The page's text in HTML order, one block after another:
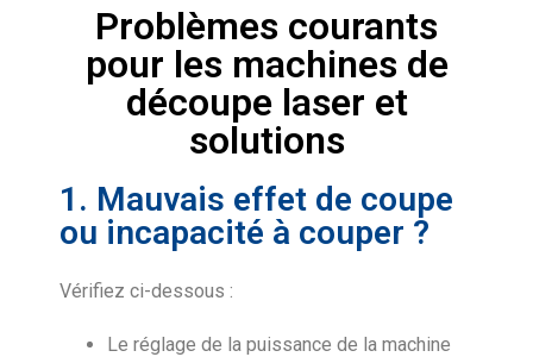
Problèmes courants
pour les machines de
découpe laser et
solutions
1. Mauvais effet de coupe
ou incapacité à couper ?
Vérifiez ci-dessous :
Le réglage de la puissance de la machine